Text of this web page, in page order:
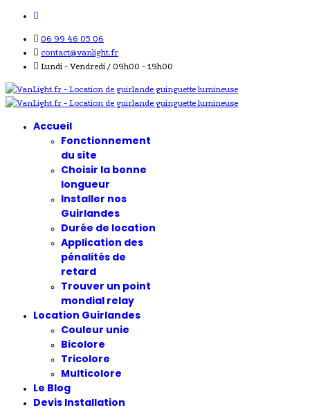
06 99 46 05 06
contact@vanlight.fr
Lundi - Vendredi / 09h00 - 19h00
Accueil
Fonctionnement
du site
Choisir la bonne
longueur
Installer nos
Guirlandes
Durée de location
Application des
pénalités de
retard
Trouver un point
mondial relay
Location Guirlandes
Couleur unie
Bicolore
Tricolore
Multicolore
Le Blog
Devis Installation